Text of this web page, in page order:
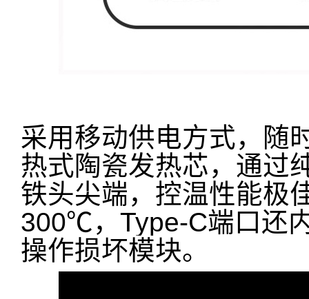
采用移动供电方式，随
热式陶瓷发热芯，通过
铁头尖端，控温性能极
300℃，Type-C端口还
操作损坏模块。